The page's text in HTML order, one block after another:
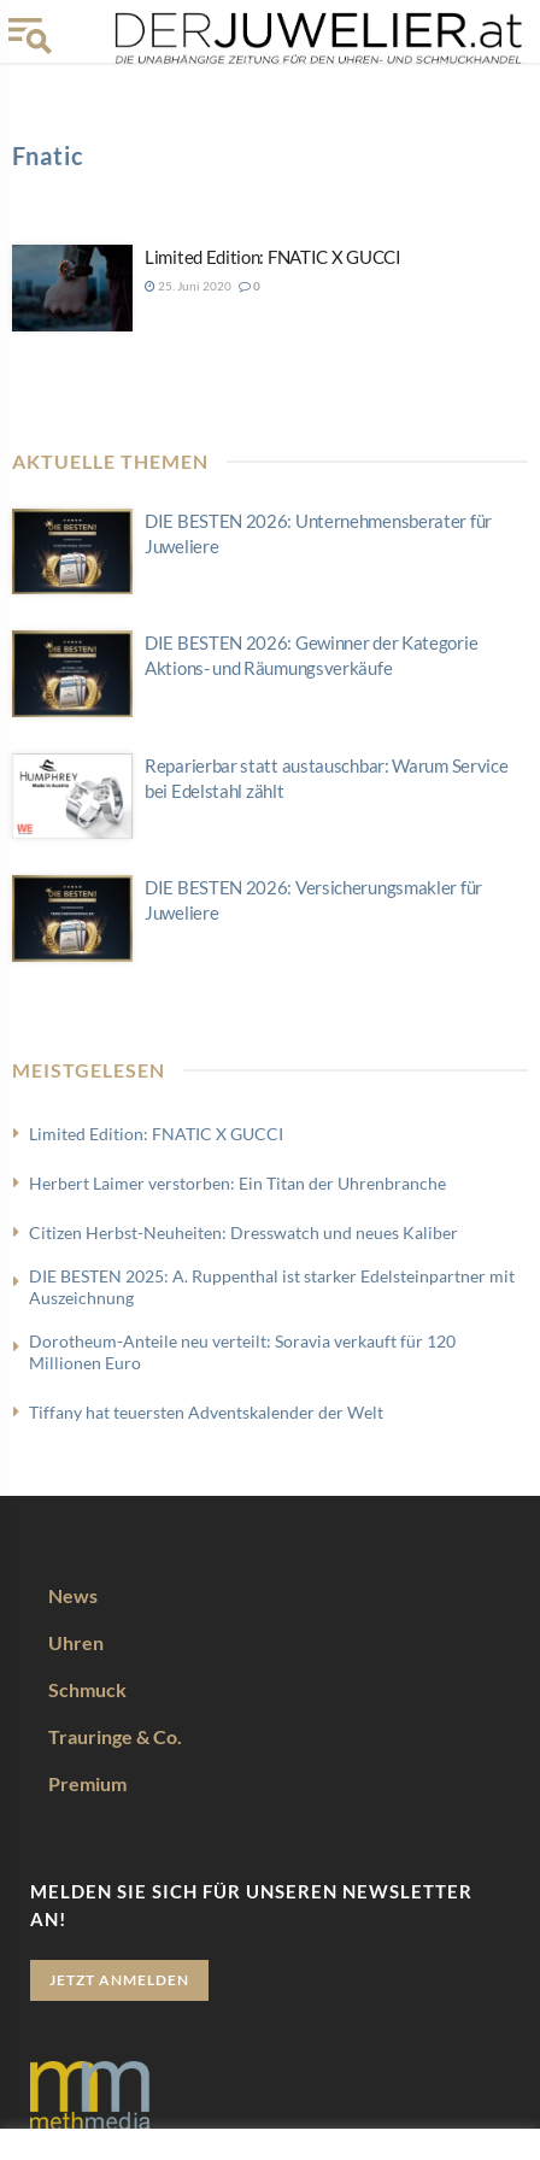
Fnatic
Limited Edition: FNATIC X GUCCI
25. Juni 2020 0
AKTUELLE THEMEN
DIE BESTEN 2026: Unternehmensberater für
Juweliere
DIE BESTEN 2026: Gewinner der Kategorie
Aktions- und Räumungsverkäufe
Reparierbar statt austauschbar: Warum Service
bei Edelstahl zählt
DIE BESTEN 2026: Versicherungsmakler für
Juweliere
MEISTGELESEN
Limited Edition: FNATIC X GUCCI
Herbert Laimer verstorben: Ein Titan der Uhrenbranche
Citizen Herbst-Neuheiten: Dresswatch und neues Kaliber
DIE BESTEN 2025: A. Ruppenthal ist starker Edelsteinpartner mit
Auszeichnung
Dorotheum-Anteile neu verteilt: Soravia verkauft für 120
Millionen Euro
Tiffany hat teuersten Adventskalender der Welt
News
Uhren
Schmuck
Trauringe & Co.
Premium
MELDEN SIE SICH FÜR UNSEREN NEWSLETTER
AN!
JETZT ANMELDEN